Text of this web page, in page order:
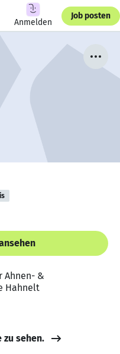
Anmelden
Job posten
Ahnen- &
Hahnelt
zu sehen.